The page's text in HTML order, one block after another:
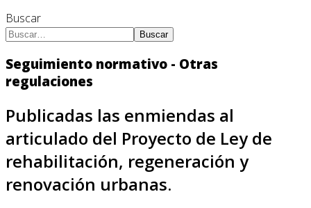
Buscar
Buscar
Seguimiento normativo - Otras
regulaciones
Publicadas las enmiendas al
articulado del Proyecto de Ley de
rehabilitación, regeneración y
renovación urbanas.